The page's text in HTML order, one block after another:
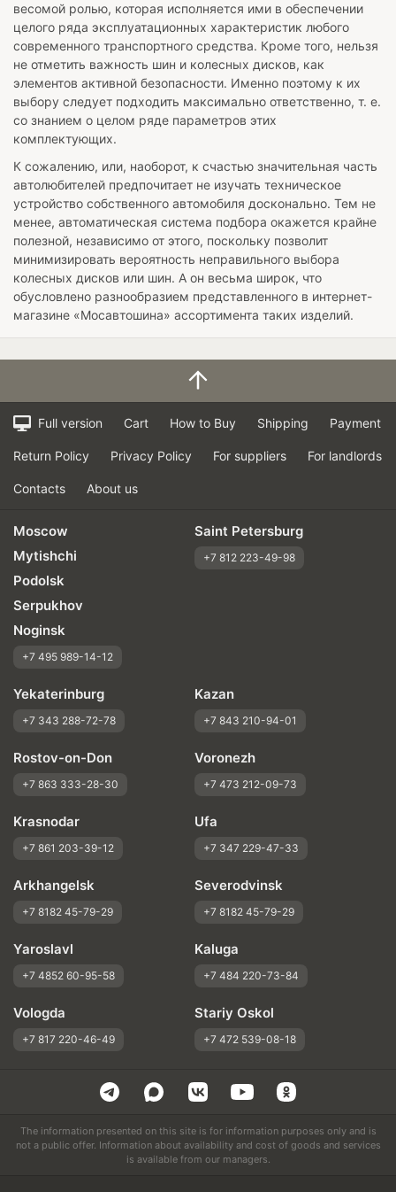
весомой ролью, которая исполняется ими в обеспечении
целого ряда эксплуатационных характеристик любого
современного транспортного средства. Кроме того, нельзя
не отметить важность шин и колесных дисков, как
элементов активной безопасности. Именно поэтому к их
выбору следует подходить максимально ответственно, т. е.
со знанием о целом ряде параметров этих
комплектующих.
К сожалению, или, наоборот, к счастью значительная часть
автолюбителей предпочитает не изучать техническое
устройство собственного автомобиля досконально. Тем не
менее, автоматическая система подбора окажется крайне
полезной, независимо от этого, поскольку позволит
минимизировать вероятность неправильного выбора
колесных дисков или шин. А он весьма широк, что
обусловлено разнообразием представленного в интернет-
магазине «Мосавтошина» ассортимента таких изделий.
Full version Cart How to Buy Shipping Payment
Return Policy Privacy Policy For suppliers For landlords
Contacts About us
Moscow
Mytishchi
Podolsk
Serpukhov
Noginsk
+7 495 989-14-12
Saint Petersburg
+7 812 223-49-98
Yekaterinburg
+7 343 288-72-78
Kazan
+7 843 210-94-01
Rostov-on-Don
+7 863 333-28-30
Voronezh
+7 473 212-09-73
Krasnodar
+7 861 203-39-12
Ufa
+7 347 229-47-33
Arkhangelsk
+7 8182 45-79-29
Severodvinsk
+7 8182 45-79-29
Yaroslavl
+7 4852 60-95-58
Kaluga
+7 484 220-73-84
Vologda
+7 817 220-46-49
Stariy Oskol
+7 472 539-08-18
The information presented on this site is for information purposes only and is
not a public offer. Information about availability and cost of goods and services
is available from our managers.